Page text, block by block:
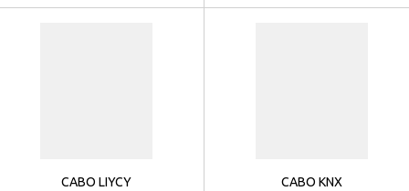
CABO LIYCY CABO KNX